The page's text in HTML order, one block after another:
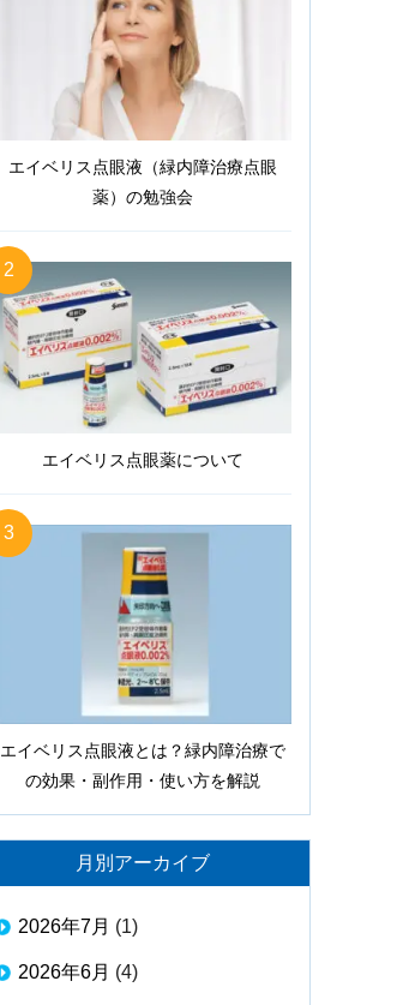
エイベリス点眼液（緑内障治療点眼
薬）の勉強会
2
エイベリス点眼薬について
3
エイベリス点眼液とは？緑内障治療で
の効果・副作用・使い方を解説
月別アーカイブ
2026年7月 (1)
2026年6月 (4)